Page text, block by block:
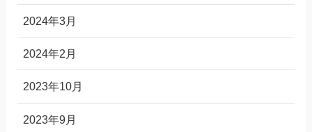
2024年3月
2024年2月
2023年10月
2023年9月